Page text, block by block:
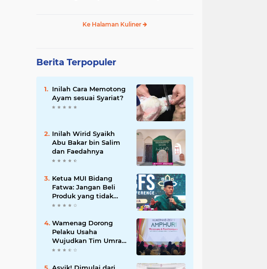
Ke Halaman Kuliner
Berita Terpopuler
Inilah Cara Memotong
Ayam sesuai Syariat?
Inilah Wirid Syaikh
Abu Bakar bin Salim
dan Faedahnya
Ketua MUI Bidang
Fatwa: Jangan Beli
Produk yang tidak
Halal
Wamenag Dorong
Pelaku Usaha
Wujudkan Tim Umrah
dan Haji Indonesia